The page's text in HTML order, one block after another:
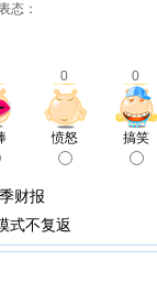
态：
0 0
愤怒 搞笑
财报
式不复返